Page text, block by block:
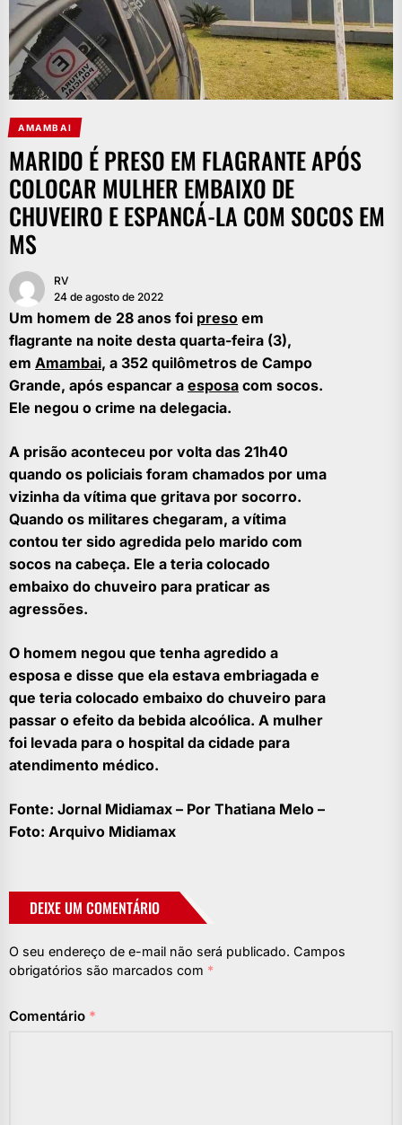
AMAMBAI
MARIDO É PRESO EM FLAGRANTE APÓS
COLOCAR MULHER EMBAIXO DE
CHUVEIRO E ESPANCÁ-LA COM SOCOS EM
MS
RV
24 de agosto de 2022
Um homem de 28 anos foi preso em
flagrante na noite desta quarta-feira (3),
em Amambai, a 352 quilômetros de Campo
Grande, após espancar a esposa com socos.
Ele negou o crime na delegacia.
A prisão aconteceu por volta das 21h40
quando os policiais foram chamados por uma
vizinha da vítima que gritava por socorro.
Quando os militares chegaram, a vítima
contou ter sido agredida pelo marido com
socos na cabeça. Ele a teria colocado
embaixo do chuveiro para praticar as
agressões.
O homem negou que tenha agredido a
esposa e disse que ela estava embriagada e
que teria colocado embaixo do chuveiro para
passar o efeito da bebida alcoólica. A mulher
foi levada para o hospital da cidade para
atendimento médico.
Fonte: Jornal Midiamax – Por Thatiana Melo –
Foto: Arquivo Midiamax
DEIXE UM COMENTÁRIO
O seu endereço de e-mail não será publicado. Campos
obrigatórios são marcados com *
Comentário *